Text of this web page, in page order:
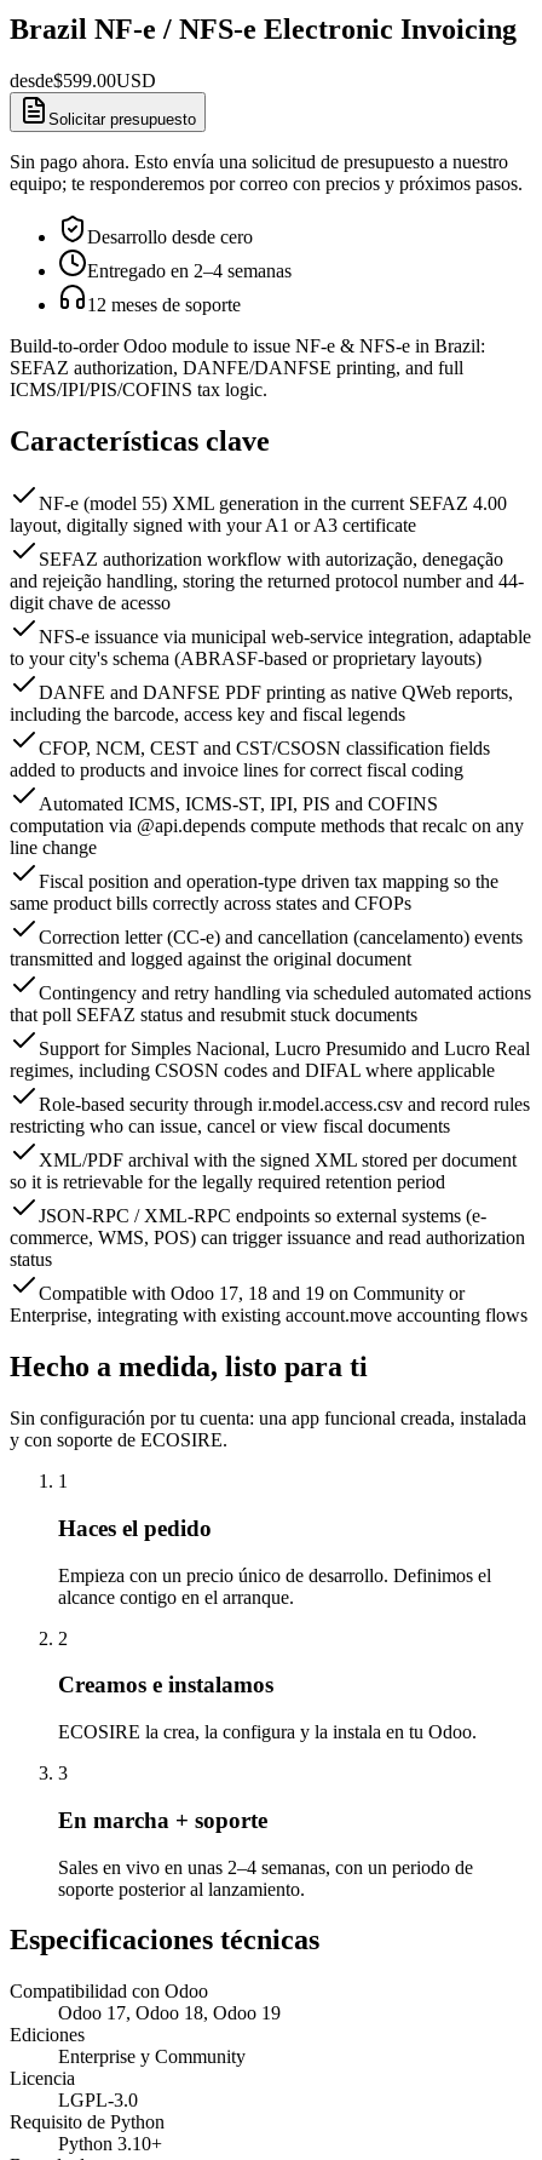
Brazil NF-e / NFS-e Electronic Invoicing
desde$599.00USD
Solicitar presupuesto
Sin pago ahora. Esto envía una solicitud de presupuesto a nuestro
equipo; te responderemos por correo con precios y próximos pasos.
Desarrollo desde cero
Entregado en 2–4 semanas
12 meses de soporte
Build-to-order Odoo module to issue NF-e & NFS-e in Brazil:
SEFAZ authorization, DANFE/DANFSE printing, and full
ICMS/IPI/PIS/COFINS tax logic.
Características clave
NF-e (model 55) XML generation in the current SEFAZ 4.00
layout, digitally signed with your A1 or A3 certificate
SEFAZ authorization workflow with autorização, denegação
and rejeição handling, storing the returned protocol number and 44-
digit chave de acesso
NFS-e issuance via municipal web-service integration, adaptable
to your city's schema (ABRASF-based or proprietary layouts)
DANFE and DANFSE PDF printing as native QWeb reports,
including the barcode, access key and fiscal legends
CFOP, NCM, CEST and CST/CSOSN classification fields
added to products and invoice lines for correct fiscal coding
Automated ICMS, ICMS-ST, IPI, PIS and COFINS
computation via @api.depends compute methods that recalc on any
line change
Fiscal position and operation-type driven tax mapping so the
same product bills correctly across states and CFOPs
Correction letter (CC-e) and cancellation (cancelamento) events
transmitted and logged against the original document
Contingency and retry handling via scheduled automated actions
that poll SEFAZ status and resubmit stuck documents
Support for Simples Nacional, Lucro Presumido and Lucro Real
regimes, including CSOSN codes and DIFAL where applicable
Role-based security through ir.model.access.csv and record rules
restricting who can issue, cancel or view fiscal documents
XML/PDF archival with the signed XML stored per document
so it is retrievable for the legally required retention period
JSON-RPC / XML-RPC endpoints so external systems (e-
commerce, WMS, POS) can trigger issuance and read authorization
status
Compatible with Odoo 17, 18 and 19 on Community or
Enterprise, integrating with existing account.move accounting flows
Hecho a medida, listo para ti
Sin configuración por tu cuenta: una app funcional creada, instalada
y con soporte de ECOSIRE.
1
Haces el pedido
Empieza con un precio único de desarrollo. Definimos el
alcance contigo en el arranque.
2
Creamos e instalamos
ECOSIRE la crea, la configura y la instala en tu Odoo.
3
En marcha + soporte
Sales en vivo en unas 2–4 semanas, con un periodo de
soporte posterior al lanzamiento.
Especificaciones técnicas
Compatibilidad con Odoo
Odoo 17, Odoo 18, Odoo 19
Ediciones
Enterprise y Community
Licencia
LGPL-3.0
Requisito de Python
Python 3.10+